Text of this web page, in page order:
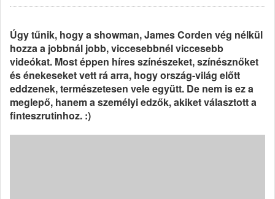
Úgy tűnik, hogy a showman, James Corden vég nélkül
hozza a jobbnál jobb, viccesebbnél viccesebb
videókat. Most éppen híres színészeket, színésznőket
és énekeseket vett rá arra, hogy ország-világ előtt
eddzenek, természetesen vele együtt. De nem is ez a
meglepő, hanem a személyi edzők, akiket választott a
finteszrutinhoz. :)